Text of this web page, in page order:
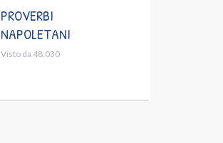
PROVERBI
NAPOLETANI
Visto da 48.030